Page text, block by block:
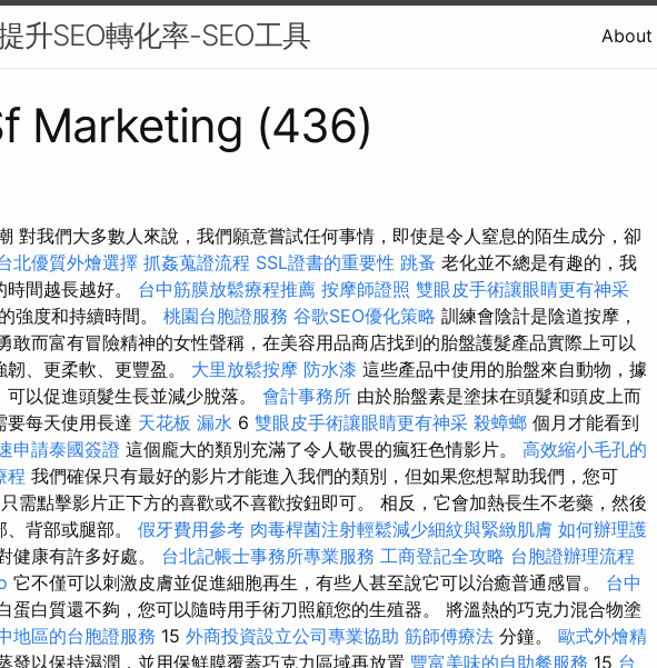
升SEO轉化率-SEO工具 About
Marketing (436)
對我們大多數人來說，我們願意嘗試任何事情，即使是令人窒息的陌生成分，卻
北優質外燴選擇 抓姦蒐證流程 SSL證書的重要性 跳蚤 老化並不總是有趣的，我
間越長越好。 台中筋膜放鬆療程推薦 按摩師證照 雙眼皮手術讓眼睛更有神采
強度和持續時間。 桃園台胞證服務 谷歌SEO優化策略 訓練會陰計是陰道按摩，
敢而富有冒險精神的女性聲稱，在美容用品商店找到的胎盤護髮產品實際上可以
、更柔軟、更豐盈。 大里放鬆按摩 防水漆 這些產品中使用的胎盤來自動物，據
以促進頭髮生長並減少脫落。 會計事務所 由於胎盤素是塗抹在頭髮和頭皮上而
要每天使用長達 天花板 漏水 ​​6 雙眼皮手術讓眼睛更有神采 殺蟑螂 個月才能看到
申請泰國簽證 這個龐大的類別充滿了令人敬畏的瘋狂色情影片。 高效縮小毛孔的
程 我們確保只有最好的影片才能進入我們的類別，但如果您想幫助我們，您可
只需點擊影片正下方的喜歡或不喜歡按鈕即可。 相反，它會加熱長生不老藥，然後
背部或腿部。 假牙費用參考 肉毒桿菌注射輕鬆減少細紋與緊緻肌膚 如何辦理護
健康有許多好處。 台北記帳士事務所專業服務 工商登記全攻略 台胞證辦理流程
它不僅可以刺激皮膚並促進細胞再生，有些人甚至說它可以治癒普通感冒。 台中
蛋白質還不夠，您可以隨時用手術刀照顧您的生殖器。 將溫熱的巧克力混合物塗
地區的台胞證服務 15 外商投資設立公司專業協助 筋師傅療法 分鐘。 歐式外燴精
發以保持濕潤，並用保鮮膜覆蓋巧克力區域再放置 豐富美味的自助餐服務 15 台